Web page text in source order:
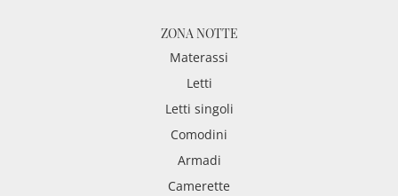
ZONA NOTTE
Materassi
Letti
Letti singoli
Comodini
Armadi
Camerette